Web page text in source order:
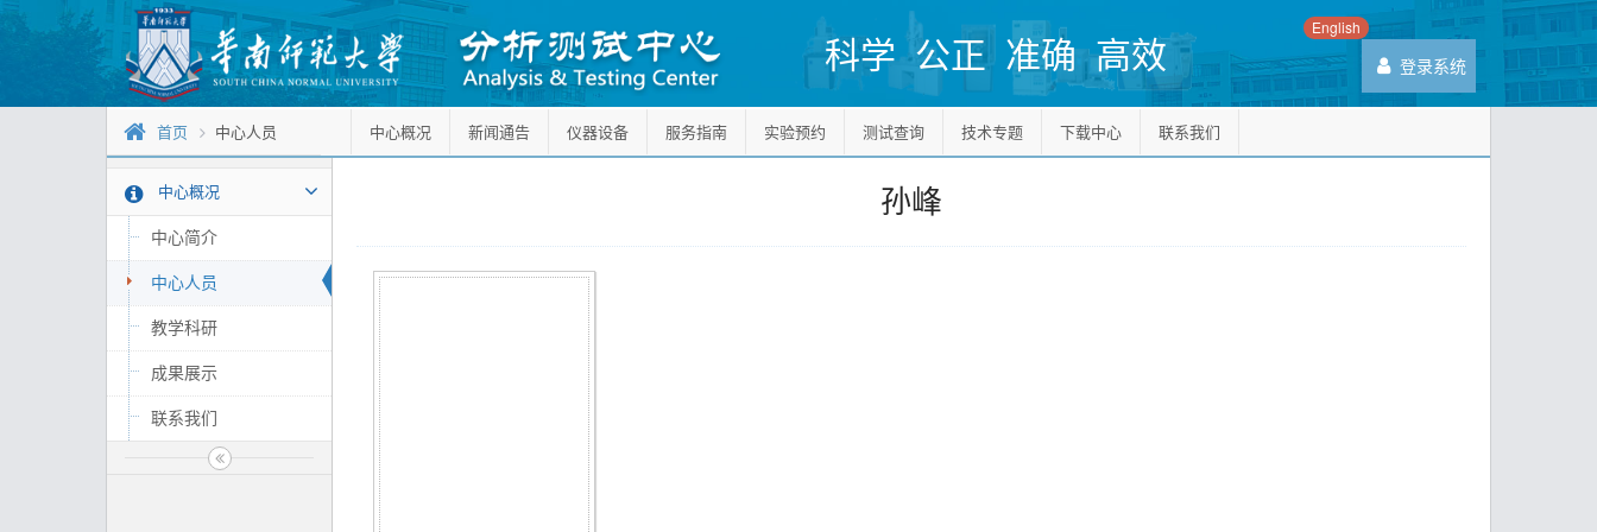
科学 公正 准确 高效
English
登录系统
首页 中心人员 中心概况 新闻通告 仪器设备 服务指南 实验预约 测试查询 技术专题 下载中心 联系我们
中心概况
中心简介
中心人员
教学科研
成果展示
联系我们
孙峰